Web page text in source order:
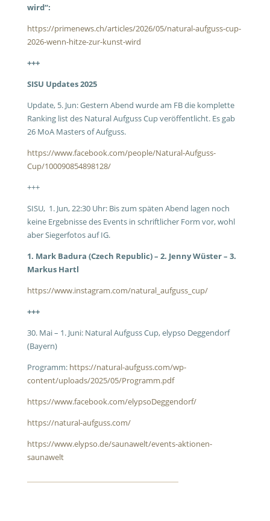
wird“:
https://primenews.ch/articles/2026/05/natural-aufguss-cup-
2026-wenn-hitze-zur-kunst-wird
+++
SISU Updates 2025
Update, 5. Jun: Gestern Abend wurde am FB die komplette
Ranking list des Natural Aufguss Cup veröffentlicht. Es gab
26 MoA Masters of Aufguss.
https://www.facebook.com/people/Natural-Aufguss-
Cup/100090854898128/
+++
SISU, 1. Jun, 22:30 Uhr: Bis zum späten Abend lagen noch
keine Ergebnisse des Events in schriftlicher Form vor, wohl
aber Siegerfotos auf IG.
1. Mark Badura (Czech Republic) – 2. Jenny Wüster – 3.
Markus Hartl
https://www.instagram.com/natural_aufguss_cup/
+++
30. Mai – 1. Juni: Natural Aufguss Cup, elypso Deggendorf
(Bayern)
Programm: https://natural-aufguss.com/wp-
content/uploads/2025/05/Programm.pdf
https://www.facebook.com/elypsoDeggendorf/
https://natural-aufguss.com/
https://www.elypso.de/saunawelt/events-aktionen-
saunawelt